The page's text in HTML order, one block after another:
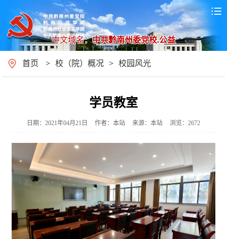
中文域名：中共黔南州委党校.公益
首页 > 校（院）概况 > 校园风光
学员教室
日期：2021年04月21日 作者：本站 来源：本站 浏览：2672